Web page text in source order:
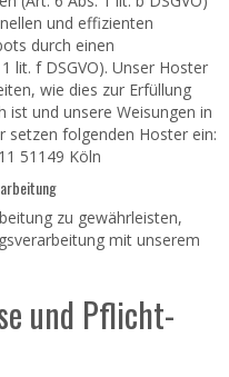
und effizienten
durch einen
lit. f DSGVO). Unser Hoster
wie dies zur Erfüllung
ist und unsere Weisungen in
setzen folgenden Hoster ein:
51149 Köln
zu gewährleisten,
mit unserem
und Pflicht­